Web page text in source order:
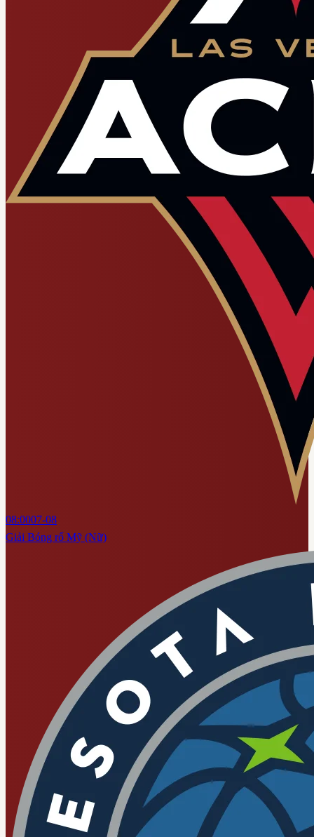
08:0007-08
Giải Bóng rổ Mỹ (Nữ)